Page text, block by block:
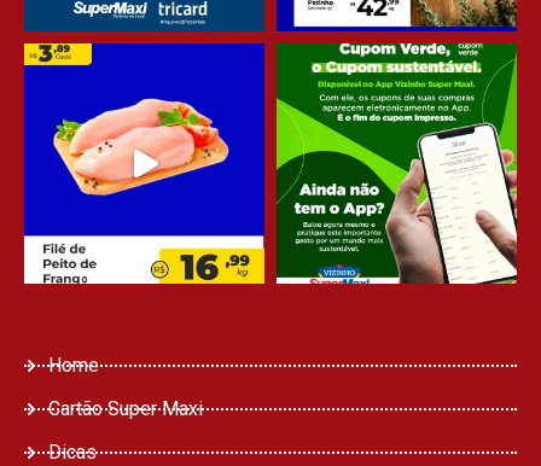
Home
Cartão Super Maxi
Dicas